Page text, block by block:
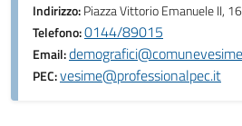
Indirizzo:Piazza Vittorio Emanuele II, 16
Telefono:0144/89015
Email:
PEC:vesime@professionalpec.it